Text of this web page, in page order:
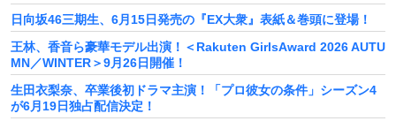
日向坂46三期生、6月15日発売の『EX大衆』表紙＆巻頭に登場！
王林、香音ら豪華モデル出演！＜Rakuten GirlsAward 2026 AUTU
MN／WINTER＞9月26日開催！
生田衣梨奈、卒業後初ドラマ主演！「プロ彼女の条件」シーズン4
が6月19日独占配信決定！